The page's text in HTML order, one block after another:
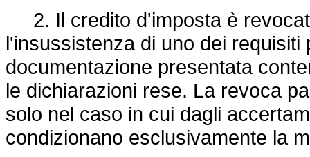
2. Il credito d'imposta è
l'insussistenza di uno dei
documentazione presentata
le dichiarazioni rese. La revoca
solo nel caso in cui dagli
condizionano esclusivamente la